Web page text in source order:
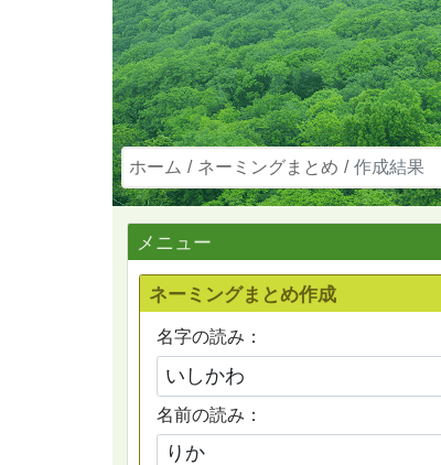
ホーム ネーミングまとめ 作成結果
メニュー
ネーミングまとめ作成
名字の読み：
名前の読み：